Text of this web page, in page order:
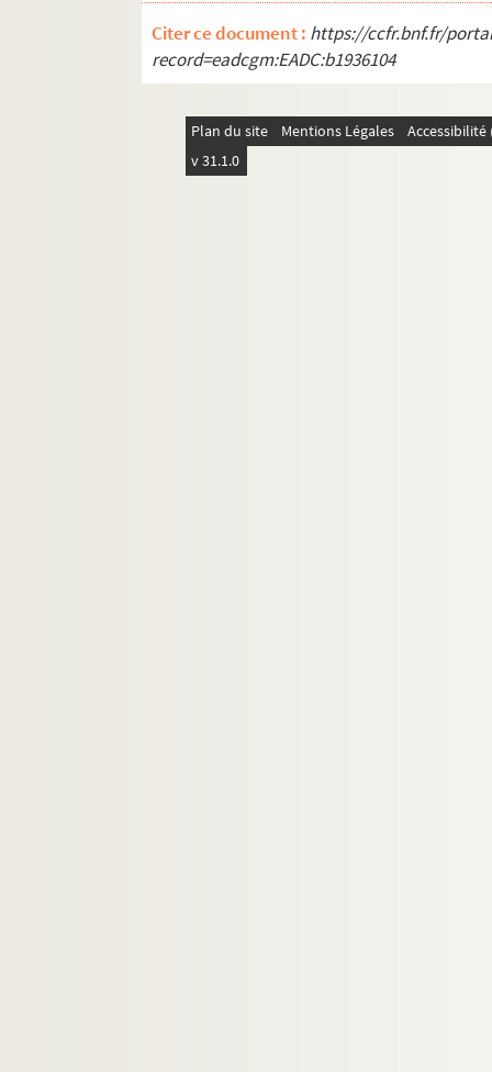
Citer ce document : https://ccfr.bnf.fr/
record=eadcgm:EADC:b1936104
Plan du site Mentions Légales
v 31.1.0